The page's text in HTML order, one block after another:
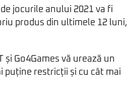
jocurile anului 2021 va fi
produs din ultimele 12 luni,
Go4Games vă urează un
puține restricții și cu cât mai